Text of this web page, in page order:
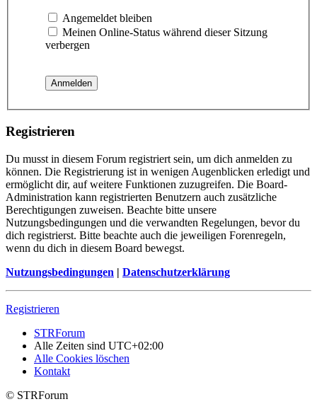
Angemeldet bleiben
Meinen Online-Status während dieser Sitzung
verbergen
Registrieren
Du musst in diesem Forum registriert sein, um dich anmelden zu
können. Die Registrierung ist in wenigen Augenblicken erledigt und
ermöglicht dir, auf weitere Funktionen zuzugreifen. Die Board-
Administration kann registrierten Benutzern auch zusätzliche
Berechtigungen zuweisen. Beachte bitte unsere
Nutzungsbedingungen und die verwandten Regelungen, bevor du
dich registrierst. Bitte beachte auch die jeweiligen Forenregeln,
wenn du dich in diesem Board bewegst.
Nutzungsbedingungen | Datenschutzerklärung
Registrieren
STRForum
Alle Zeiten sind UTC+02:00
Alle Cookies löschen
Kontakt
© STRForum